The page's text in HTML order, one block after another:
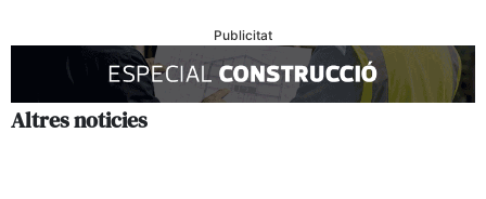
Publicitat
Altres noticies